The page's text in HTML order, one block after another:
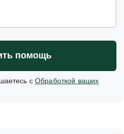
помощь
сОбработкой ваших